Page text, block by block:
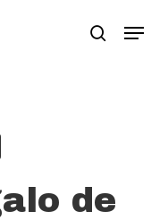
search
Menu
de